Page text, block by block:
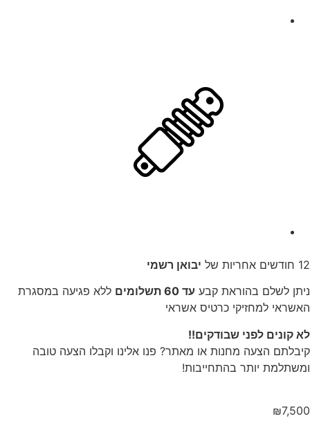
12 חודשים אחריות של
יבואן רשמי
ניתן לשלם בהוראת קבע עד 60 תשלומים
ללא פגיעה במסגרת
האשראי למחזיקי כרטיס אשראי
לא קונים לפני שבודקים!!
קיבלתם הצעה מחנות או מאתר? פנו אלינו וקבלו הצעה טובה
ומשתלמת יותר בהתחייבות!
₪7,500